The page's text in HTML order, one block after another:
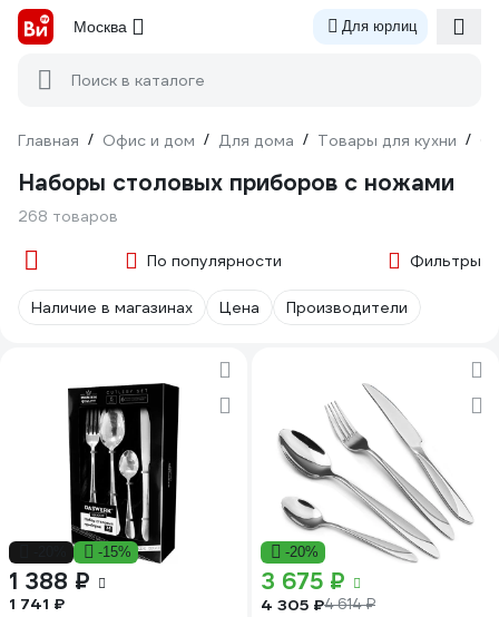
Москва Для юрлиц
Поиск в каталоге
Главная / Офис и дом / Для дома / Товары для кухни /
Наборы столовых приборов с ножами
268 товаров
По популярности Фильтры
Наличие в магазинах Цена Производители
-15%
1 388 ₽
1 741 ₽
-20%
3 675 ₽
4 305 ₽4 614 ₽